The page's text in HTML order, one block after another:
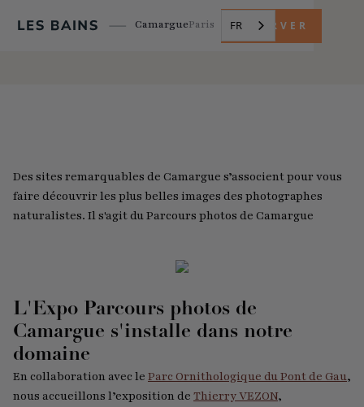
CamargueParis FR
RÉSERVER
Des sites remarquables de Camargue s’associent pour vous
faire découvrir les plus belles images des photographes
naturalistes. Il s'agit du Parcours photos de Camargue
L'Expo Parcours photos de
Camargue s'installe dans notre
domaine
En collaboration avec le Parc Ornithologique du Pont de Gau,
nous accueillons l’exposition de Thierry VEZON,